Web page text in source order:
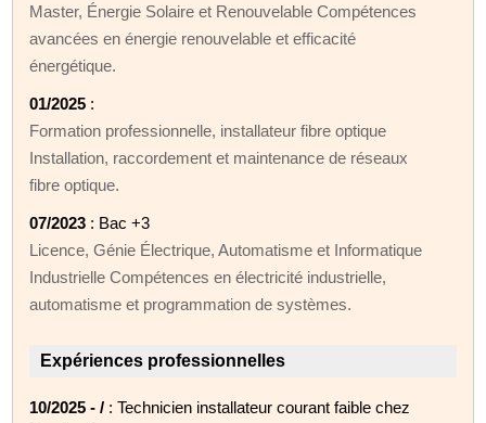
Master, Énergie Solaire et Renouvelable Compétences
avancées en énergie renouvelable et efficacité
énergétique.
01/2025 :
Formation professionnelle, installateur fibre optique
Installation, raccordement et maintenance de réseaux
fibre optique.
07/2023 : Bac +3
Licence, Génie Électrique, Automatisme et Informatique
Industrielle Compétences en électricité industrielle,
automatisme et programmation de systèmes.
Expériences professionnelles
10/2025 - / : Technicien installateur courant faible chez